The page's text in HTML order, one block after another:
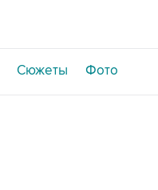
Сюжеты Фото